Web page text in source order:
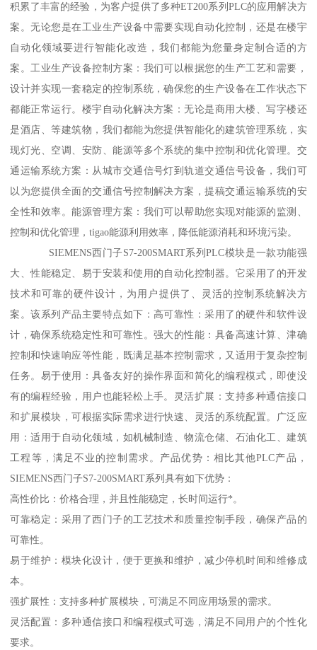
积累了丰富的经验，为客户提供了多种ET200系列PLC的应用解决方
案。无论您是在工业生产设备中需要实现自动化控制，还是在楼宇
自动化领域要进行智能化改造，我们都能为您量身定制合适的方
案。工业生产设备控制方案：我们可以根据您的生产工艺和需要，
设计并实现一套稳定的控制系统，确保您的生产设备在工作状态下
都能正常运行。楼宇自动化解决方案：无论是商用大楼、写字楼还
是酒店、等建筑物，我们都能为您提供智能化的建筑管理系统，实
现灯光、空调、安防、能源等多个系统的集中控制和优化管理。交
通运输系统方案：从城市交通信号灯到轨道交通信号设备，我们可
以为您提供全面的交通信号控制解决方案，提稿交通运输系统的安
全性和效率。能源管理方案：我们可以帮助您实现对能源的监测、
控制和优化管理，tigao能源利用效率，降低能源消耗和环境污染。
SIEMENS西门子S7-200SMART系列PLC模块是一款功能强
大、性能稳定、易于安装和使用的自动化控制器。它采用了的开发
技术和可靠的硬件设计，为用户提供了、灵活的控制系统解决方
案。该系列产品主要特点如下：高可靠性：采用了的硬件和软件设
计，确保系统稳定性和可靠性。强大的性能：具备高速计算、津确
控制和快速响应等性能，既满足基本控制需求，又适用于复杂控制
任务。易于使用：具备友好的操作界面和简化的编程模式，即使没
有的编程经验，用户也能轻松上手。灵活扩展：支持多种通信接口
和扩展模块，可根据实际需求进行快速、灵活的系统配置。广泛应
用：适用于自动化领域，如机械制造、物流仓储、石油化工、建筑
工程等，满足不业的控制需求。产品优势：相比其他PLC产品，
SIEMENS西门子S7-200SMART系列具有如下优势：
高性价比：价格合理，并且性能稳定，长时间运行*。
可靠稳定：采用了西门子的工艺技术和质量控制手段，确保产品的
可靠性。
易于维护：模块化设计，便于更换和维护，减少停机时间和维修成
本。
强扩展性：支持多种扩展模块，可满足不同应用场景的需求。
灵活配置：多种通信接口和编程模式可选，满足不同用户的个性化
要求。